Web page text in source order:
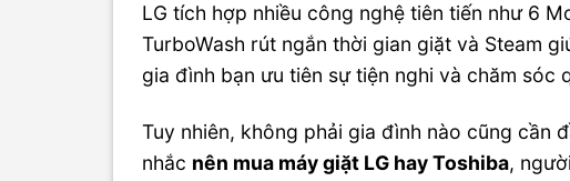
LG tích hợp nhiều công nghệ tiên tiến như 6
TurboWash rút ngắn thời gian giặt và Steam
gia đình bạn ưu tiên sự tiện nghi và chăm sóc
Tuy nhiên, không phải gia đình nào cũng cần
nhắc nên mua máy giặt LG hay Toshiba,